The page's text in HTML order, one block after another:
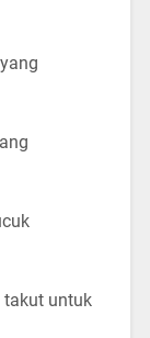
takut untuk